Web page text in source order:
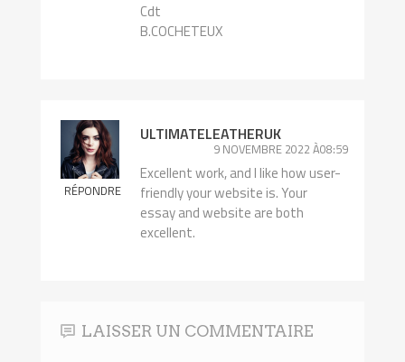
Cdt
B.COCHETEUX
RÉPONDRE
ULTIMATELEATHERUK
9 NOVEMBRE 2022 À08:59
Excellent work, and I like how user-
friendly your website is. Your
essay and website are both
excellent.
LAISSER UN COMMENTAIRE